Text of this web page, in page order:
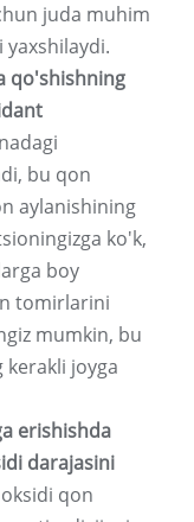
juda muhim
qo'shishning
bu qon
aylanishining
ko'k,
boy
tomirlarini
mumkin, bu
joyga
erishishda
darajasini
qon